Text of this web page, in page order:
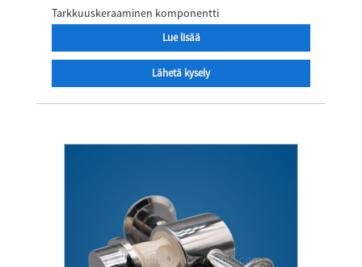
Tarkkuuskeraaminen komponentti
Lue lisää
Lähetä kysely